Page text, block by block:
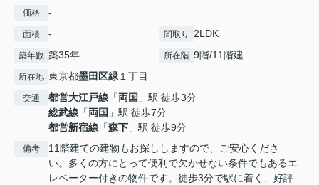
価格 -
面積 - 間取り 2LDK
築年数 築35年 所在階 9階/11階建
所在地 東京都墨田区緑１丁目
交通 都営大江戸線 「両国 」駅 徒歩3分
総武線 「両国 」駅 徒歩7分
都営新宿線 「森下 」駅 徒歩9分
備考
11階建ての建物もお探ししますので、ご安心くださ
い。多くの方にとって便利で欠かせない条件でもあるエ
レベーター付きの物件です。徒歩3分で駅に着く、好評